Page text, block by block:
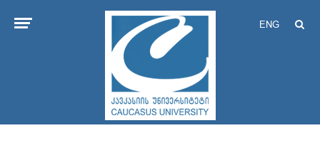
ENG